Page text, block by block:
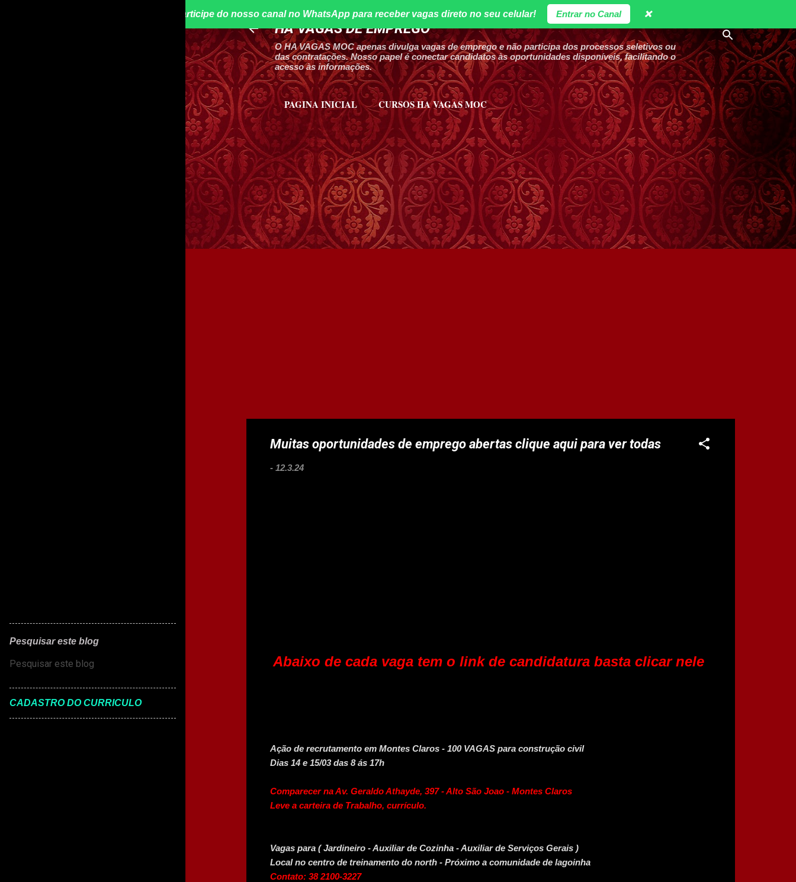
Pular para o conteúdo principal
HA VAGAS DE EMPREGO
O HA VAGAS MOC apenas divulga vagas de emprego e não participa dos processos seletivos ou
das contratações. Nosso papel é conectar candidatos às oportunidades disponíveis, facilitando o
acesso às informações.
📢 Participe do nosso canal no WhatsApp para receber vagas direto no seu celular! Entrar no Canal ❌
PAGINA INICIAL CURSOS HA VAGAS MOC
Muitas oportunidades de emprego abertas clique aqui para ver todas
- 12.3.24
Abaixo de cada vaga tem o link de candidatura basta clicar nele
Ação de recrutamento em Montes Claros - 100 VAGAS para construção civil
Dias 14 e 15/03 das 8 ás 17h
Comparecer na Av. Geraldo Athayde, 397 - Alto São Joao - Montes Claros
Leve a carteira de Trabalho, currículo.
Vagas para ( Jardineiro - Auxiliar de Cozinha - Auxiliar de Serviços Gerais )
Local no centro de treinamento do north - Próximo a comunidade de lagoinha
Contato: 38 2100-3227
Pesquisar este blog
CADASTRO DO CURRICULO